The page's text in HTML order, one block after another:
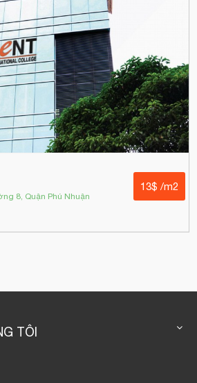
8, Quận Phú Nhuận
13$ /m2
TÔI